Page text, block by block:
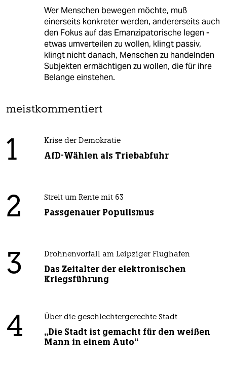
Wer Menschen bewegen möchte, muß
einerseits konkreter werden, andererseits auch
den Fokus auf das Emanzipatorische legen -
etwas umverteilen zu wollen, klingt passiv,
klingt nicht danach, Menschen zu handelnden
Subjekten ermächtigen zu wollen, die für ihre
Belange einstehen.
meistkommentiert
1 Krise der Demokratie
AfD-Wählen als Triebabfuhr
2 Streit um Rente mit 63
Passgenauer Populismus
3 Drohnenvorfall am Leipziger Flughafen
Das Zeitalter der elektronischen
Kriegsführung
4 Über die geschlechtergerechte Stadt
„Die Stadt ist gemacht für den weißen
Mann in einem Auto“